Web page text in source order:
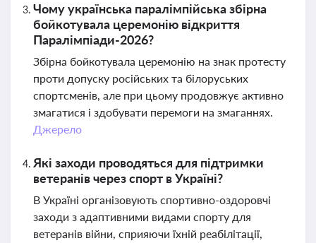
Чому українська паралімпійська збірна
бойкотувала церемонію відкриття
Паралімпіади-2026?
Збірна бойкотувала церемонію на знак протесту
проти допуску російських та білоруських
спортсменів, але при цьому продовжує активно
змагатися і здобувати перемоги на змаганнях.
Джерело
Які заходи проводяться для підтримки
ветеранів через спорт в Україні?
В Україні організовують спортивно-оздоровчі
заходи з адаптивними видами спорту для
ветеранів війни, сприяючи їхній реабілітації,